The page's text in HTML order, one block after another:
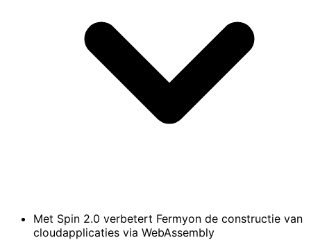
Met Spin 2.0 verbetert Fermyon de constructie van
cloudapplicaties via WebAssembly